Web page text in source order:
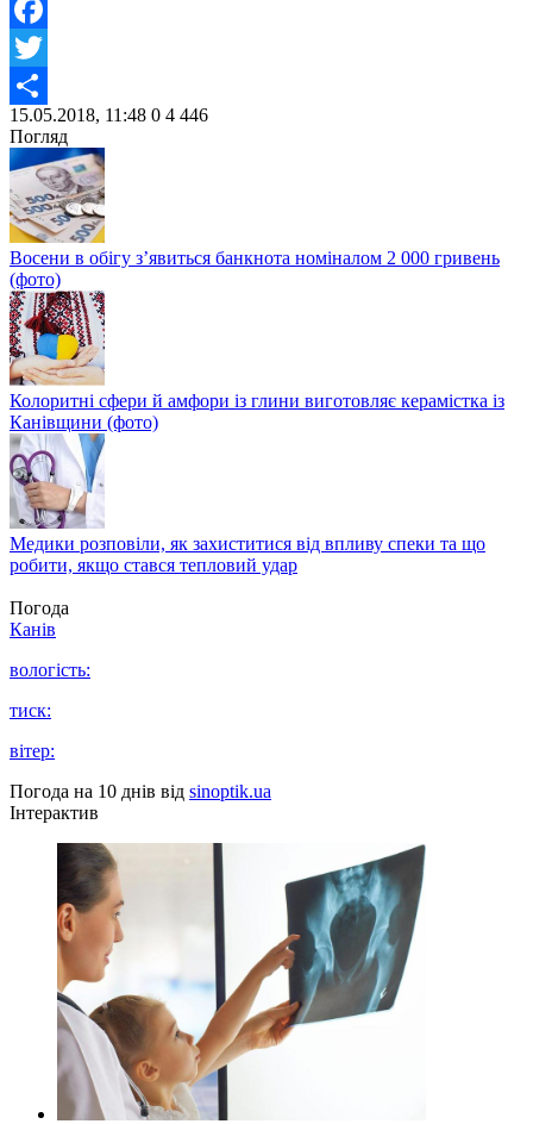
Facebook
Twitter
Share
15.05.2018, 11:48 0 4 446
Погляд
Восени в обігу з’явиться банкнота номіналом 2 000 гривень
(фото)
Колоритні сфери й амфори із глини виготовляє керамістка із
Канівщини (фото)
Медики розповіли, як захиститися від впливу спеки та що
робити, якщо стався тепловий удар
Погода
Канів
вологість:
тиск:
вітер:
Погода на 10 днів від sinoptik.ua
Інтерактив